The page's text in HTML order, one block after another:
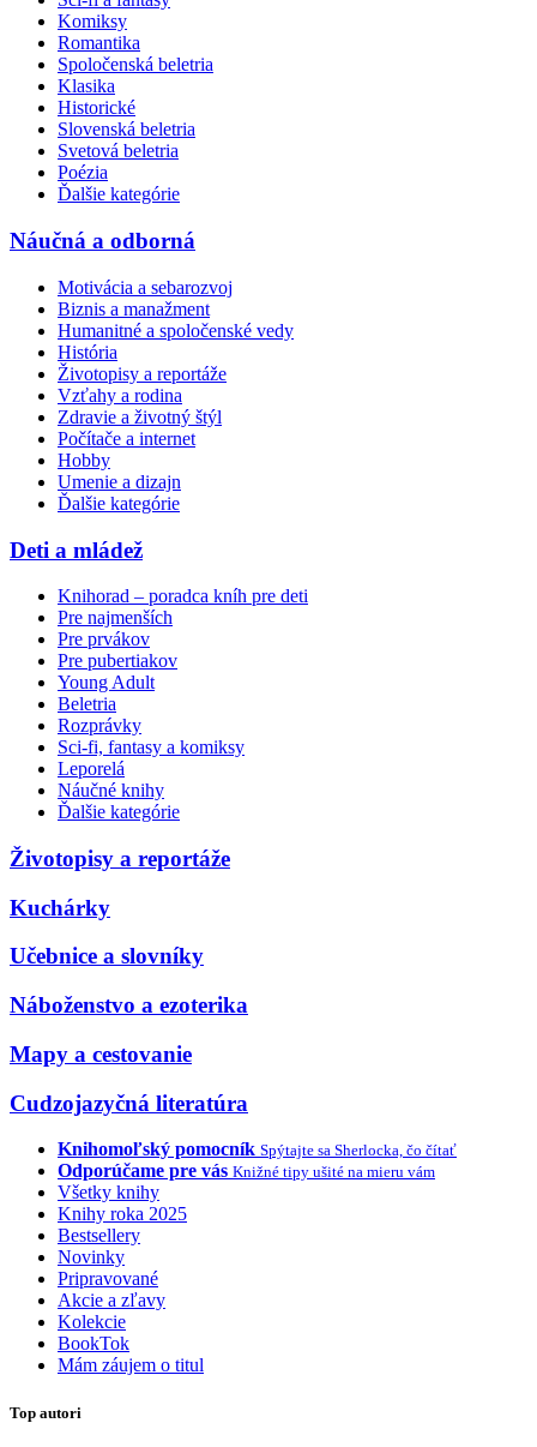
Komiksy
Romantika
Spoločenská beletria
Klasika
Historické
Slovenská beletria
Svetová beletria
Poézia
Ďalšie kategórie
Náučná a odborná
Motivácia a sebarozvoj
Biznis a manažment
Humanitné a spoločenské vedy
História
Životopisy a reportáže
Vzťahy a rodina
Zdravie a životný štýl
Počítače a internet
Hobby
Umenie a dizajn
Ďalšie kategórie
Deti a mládež
Knihorad – poradca kníh pre deti
Pre najmenších
Pre prvákov
Pre pubertiakov
Young Adult
Beletria
Rozprávky
Sci-fi, fantasy a komiksy
Leporelá
Náučné knihy
Ďalšie kategórie
Životopisy a reportáže
Kuchárky
Učebnice a slovníky
Náboženstvo a ezoterika
Mapy a cestovanie
Cudzojazyčná literatúra
Knihomoľský pomocník Spýtajte sa Sherlocka, čo čítať
Odporúčame pre vás Knižné tipy ušité na mieru vám
Všetky knihy
Knihy roka 2025
Bestsellery
Novinky
Pripravované
Akcie a zľavy
Kolekcie
BookTok
Mám záujem o titul
Top autori